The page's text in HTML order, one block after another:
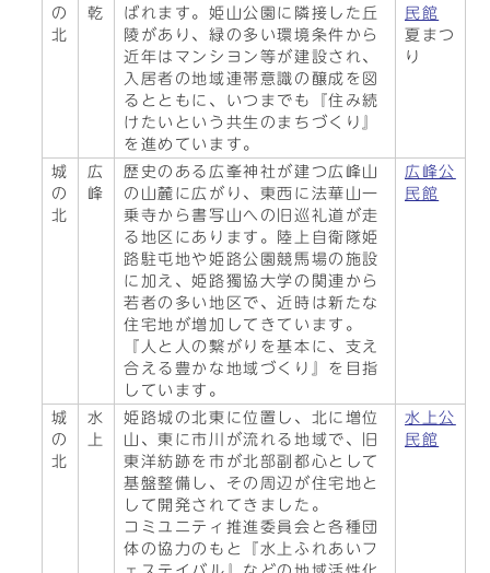
の
北
乾
ばれます。姫山公園に隣接した丘
陵があり、緑の多い環境条件から
近年はマンシヨン等が建設され、
入居者の地域連帯意識の醸成を図
るとともに、いつまでも『住み続
けたいという共生のまちづくり』
を進めています。
民館
夏まつ
り
城
の
北
広
峰
歴史のある広峯神社が建つ広峰山
の山麓に広がり、東西に法華山一
乗寺から書写山への旧巡礼道が走
る地区にあります。陸上自衛隊姫
路駐屯地や姫路公園競馬場の施設
に加え、姫路獨協大学の関連から
若者の多い地区で、近時は新たな
住宅地が増加してきています。
『人と人の繋がりを基本に、支え
合える豊かな地域づくり』を目指
しています。
広峰公
民館
城
の
北
水
上
姫路城の北東に位置し、北に増位
山、東に市川が流れる地域で、旧
東洋紡跡を市が北部副都心として
基盤整備し、その周辺が住宅地と
して開発されてきました。
コミユニティ推進委員会と各種団
体の協力のもと『水上ふれあいフ
水上公
民館